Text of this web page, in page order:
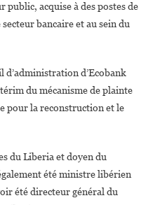
public, acquise à des postes de
bancaire et au sein du
d’administration d’Ecobank
du mécanisme de plainte
pour la reconstruction et le
du Liberia et doyen du
été ministre libérien
été directeur général du